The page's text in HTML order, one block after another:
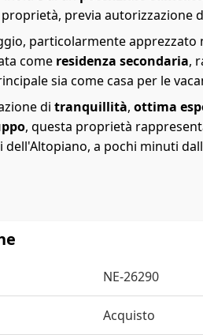
previa autorizzazione
particolarmente apprezzato
come residenza secondaria,
sia come casa per le
di tranquillità, ottima
, questa proprietà
a pochi minuti
NE-26290
Acquisto